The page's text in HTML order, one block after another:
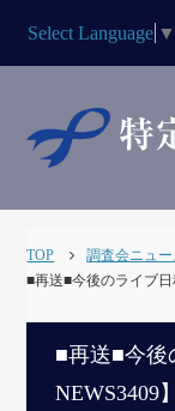
Select Language ▼
TOP
調査会ニュー
■再送■今後のライブ日
■再送■今後
NEWS3409